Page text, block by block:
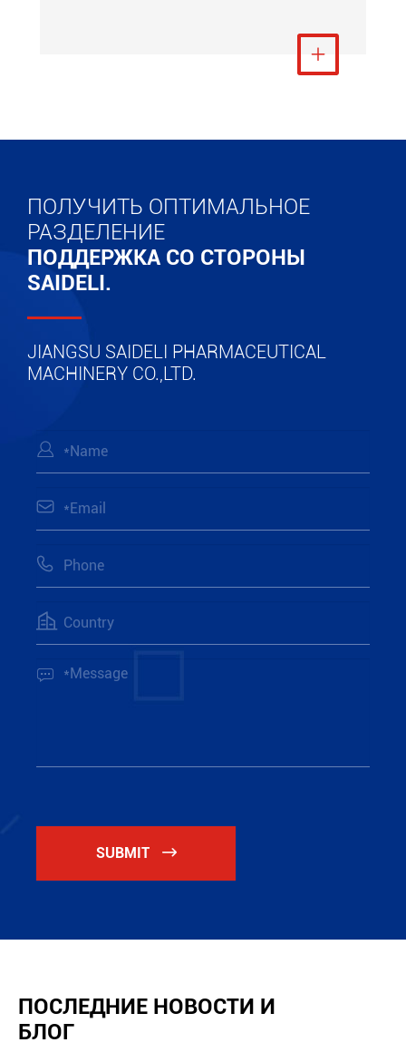
Посмотреть ещё

ПОЛУЧИТЬ ОПТИМАЛЬНОЕ
РАЗДЕЛЕНИЕ
ПОДДЕРЖКА СО СТОРОНЫ
SAIDELI.
JIANGSU SAIDELI PHARMACEUTICAL
MACHINERY CO.,LTD.





SUBMIT 
ПОСЛЕДНИЕ НОВОСТИ И
БЛОГ